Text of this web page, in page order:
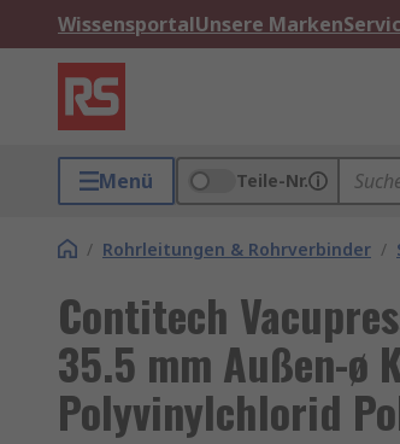
WissensportalUnsere Marken
Menü Teile-Nr.
/ Rohrleitungen & Rohrverbinder /
Contitech
35.5 mm Außen-ø
Polyvinylchlorid